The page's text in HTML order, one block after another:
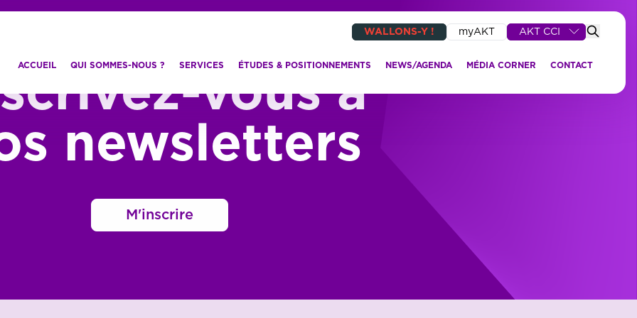
WALLONS-Y ! myAKT AKT CCI
ACCUEIL QUI SOMMES-NOUS ? SERVICES ÉTUDES & POSITIONNEMENTS NEWS/AGENDA MÉDIA CORNER CONTACT
vous à
newsletters
M'inscrire